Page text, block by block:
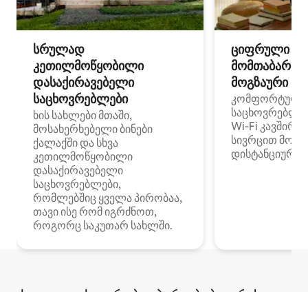
სრულად
კეთილმოწყობილი
დასაქირავებელი
საცხოვრებლები
ხის სახლები მთაში,
მოსახერხებელი ბინები
ქალაქში და სხვა
კეთილმოწყობილი
დასაქირავებელი
საცხოვრებლები,
რომლებშიც ყველა პირობაა,
თავი ისე რომ იგრძნოთ,
როგორც საკუთარ სახლში.
ციფრული
მოგზაური
კომფორტული
Wi‑Fi
სივრცით
დისტანციური